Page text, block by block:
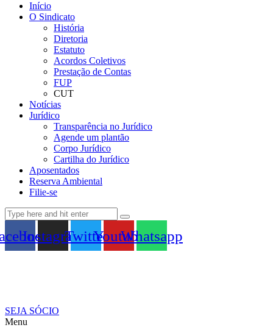
Início
O Sindicato
História
Diretoria
Estatuto
Acordos Coletivos
Prestação de Contas
FUP
CUT
Notícias
Jurídico
Transparência no Jurídico
Agende um plantão
Corpo Jurídico
Cartilha do Jurídico
Aposentados
Reserva Ambiental
Filie-se
InstagramTwitterYoutubeWhatsapp
SEJA SÓCIO
Menu